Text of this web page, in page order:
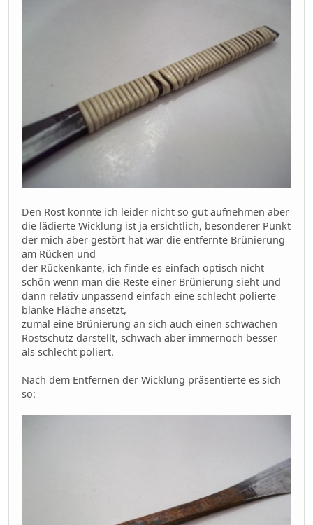
Den Rost konnte ich leider nicht so gut aufnehmen aber
die lädierte Wicklung ist ja ersichtlich, besonderer Punkt
der mich aber gestört hat war die entfernte Brünierung
am Rücken und
der Rückenkante, ich finde es einfach optisch nicht
schön wenn man die Reste einer Brünierung sieht und
dann relativ unpassend einfach eine schlecht polierte
blanke Fläche ansetzt,
zumal eine Brünierung an sich auch einen schwachen
Rostschutz darstellt, schwach aber immernoch besser
als schlecht poliert.
Nach dem Entfernen der Wicklung präsentierte es sich
so: